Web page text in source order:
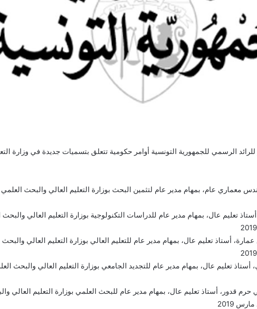
الرسمي للجمهورية التونسية أوامر حكومية تتعلق بتسميات جديدة في وزارة
معماري عام، بمهام مدير عام لتثمين البحث بوزارة التعليم العالي والبحث العلمي
تعليم عال، بمهام مدير عام للدراسات التكنولوجية بوزارة التعليم العالي والبحث
أستاذ تعليم عال، بمهام مدير عام للتعليم العالي بوزارة التعليم العالي
تعليم عال، بمهام مدير عام للتجديد الجامعي بوزارة التعليم العالي والبحث
قدور، أستاذ تعليم عال، بمهام مدير عام للبحث العلمي بوزارة التعليم العالي
2019